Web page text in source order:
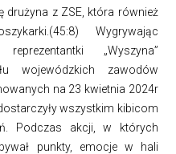
drużyna z ZSE, która również
Wygrywając
„Wyszyna”
wojewódzkich zawodów
na 23 kwietnia 2024r
wszystkim kibicom
Podczas akcji, w których
punkty, emocje w hali